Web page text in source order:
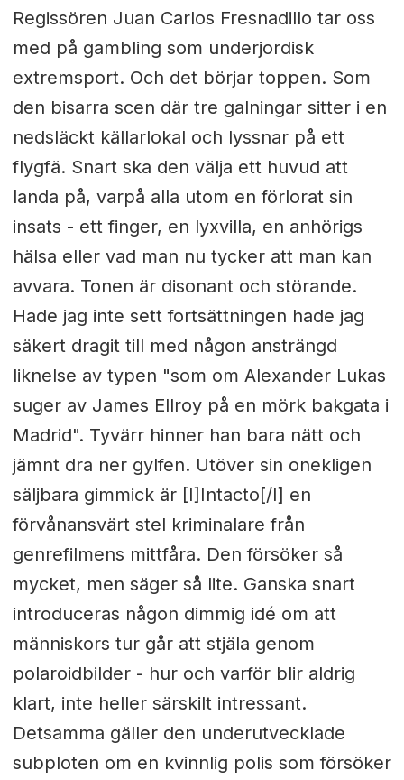
Regissören Juan Carlos Fresnadillo tar oss
med på gambling som underjordisk
extremsport. Och det börjar toppen. Som
den bisarra scen där tre galningar sitter i en
nedsläckt källarlokal och lyssnar på ett
flygfä. Snart ska den välja ett huvud att
landa på, varpå alla utom en förlorat sin
insats - ett finger, en lyxvilla, en anhörigs
hälsa eller vad man nu tycker att man kan
avvara. Tonen är disonant och störande.
Hade jag inte sett fortsättningen hade jag
säkert dragit till med någon ansträngd
liknelse av typen "som om Alexander Lukas
suger av James Ellroy på en mörk bakgata i
Madrid". Tyvärr hinner han bara nätt och
jämnt dra ner gylfen. Utöver sin onekligen
säljbara gimmick är [I]Intacto[/I] en
förvånansvärt stel kriminalare från
genrefilmens mittfåra. Den försöker så
mycket, men säger så lite. Ganska snart
introduceras någon dimmig idé om att
människors tur går att stjäla genom
polaroidbilder - hur och varför blir aldrig
klart, inte heller särskilt intressant.
Detsamma gäller den underutvecklade
subploten om en kvinnlig polis som försöker